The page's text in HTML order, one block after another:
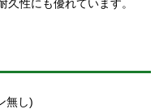
久性にも優れています。
無し)